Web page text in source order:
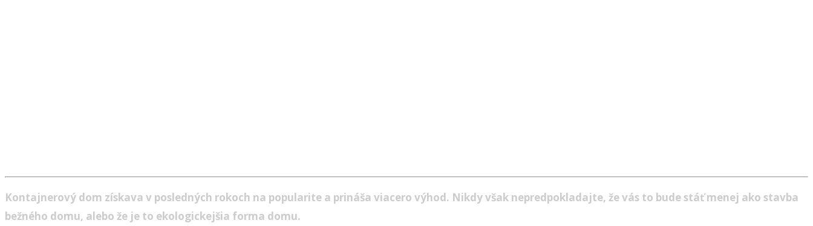
Kontajnerový dom získava v posledných rokoch na popularite a prináša viacero výhod. Nikdy však nepredpokladajte, že vás to bude stáť menej ako stavba
bežného domu, alebo že je to ekologickejšia forma domu.